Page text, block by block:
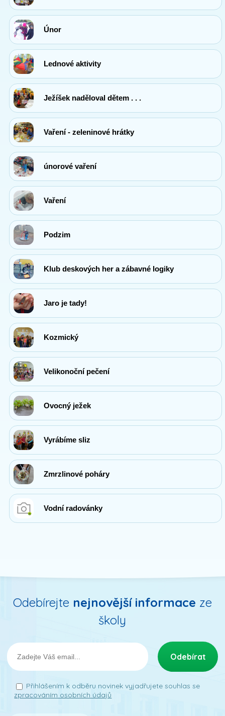
Únor
Lednové aktivity
Ježíšek naděloval dětem . . .
Vaření - zeleninové hrátky
únorové vaření
Vaření
Podzim
Klub deskových her a zábavné logiky
Jaro je tady!
Kozmický
Velikonoční pečení
Ovocný ježek
Vyrábíme sliz
Zmrzlinové poháry
Vodní radovánky
Odebírejte nejnovější informace ze
školy
Přihlášením k odběru novinek vyjadřujete souhlas se
zpracováním osobních údajů